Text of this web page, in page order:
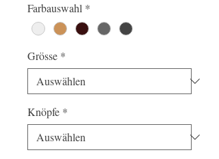
Farbauswahl *
Grösse *
Knöpfe *